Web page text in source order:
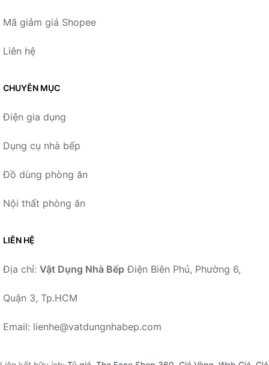
Mã giảm giá Shopee
Liên hệ
CHUYÊN MỤC
Điện gia dụng
Dụng cụ nhà bếp
Đồ dùng phòng ăn
Nội thất phòng ăn
LIÊN HỆ
Địa chỉ: Vật Dụng Nhà Bếp Điện Biên Phủ, Phường 6,
Quận 3, Tp.HCM
Email: lienhe@vatdungnhabep.com